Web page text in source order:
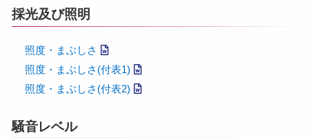
採光及び照明
照度・まぶしさ
照度・まぶしさ(付表1)
照度・まぶしさ(付表2)
騒音レベル